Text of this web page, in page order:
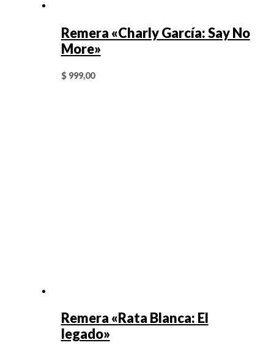
Remera «Charly García: Say No
More»
$999,00
Remera «Rata Blanca: El
legado»